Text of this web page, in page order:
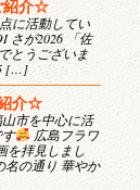
紹介☆
に活動してい
さが2026 「佐
とうございま
[…]
介☆
市を中心に活
広島フラワ
を拝見しまし
名の通り 華やか